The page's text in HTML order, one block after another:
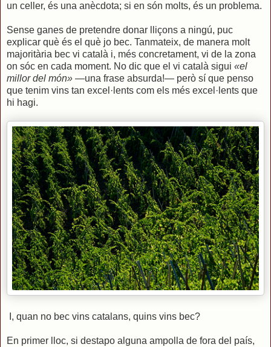
un celler, és una anècdota; si en són molts, és un problema.
Sense ganes de pretendre donar lliçons a ningú, puc
explicar què és el què jo bec. Tanmateix, de manera molt
majoritària bec vi català i, més concretament, vi de la zona
on sóc en cada moment. No dic que el vi català sigui «el
millor del món» —una frase absurda!— però sí que penso
que tenim vins tan excel·lents com els més excel·lents que
hi hagi.
I, quan no bec vins catalans, quins vins bec?
En primer lloc, si destapo alguna ampolla de fora del país,